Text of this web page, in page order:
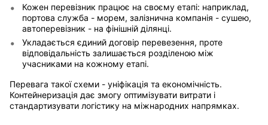
Кожен перевізник працює на своєму етапі: наприклад,
портова служба - морем, залізнична компанія - сушею,
автоперевізник - на фінішній ділянці.
Укладається єдиний договір перевезення, проте
відповідальність залишається розділеною між
учасниками на кожному етапі.
Перевага такої схеми - уніфікація та економічність.
Контейнеризація дає змогу оптимізувати витрати і
стандартизувати логістику на міжнародних напрямках.